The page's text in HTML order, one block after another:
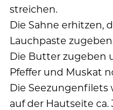
streichen.
Die Sahne erhitzen,
Lauchpaste
Die Butter zugeben
Pfeffer und Muskat
Die
auf der Hautseite ca.